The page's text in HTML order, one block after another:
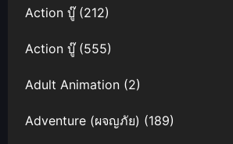
Action บู๊(212)
Action บู๊(555)
Adult Animation (2)
Adventure (ผจญภัย) (189)